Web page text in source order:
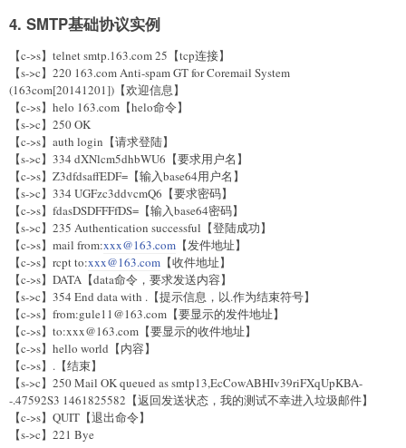
4. SMTP基础协议实例
【c->s】telnet smtp.163.com 25【tcp连接】
【s->c】220 163.com Anti-spam GT for Coremail System
(163com[20141201])【欢迎信息】
【c->s】helo 163.com【helo命令】
【s->c】250 OK
【c->s】auth login【请求登陆】
【s->c】334 dXNlcm5dhbWU6【要求用户名】
【c->s】Z3dfdsaffEDF=【输入base64用户名】
【s->c】334 UGFzc3ddvcmQ6【要求密码】
【c->s】fdasDSDFFFfDS=【输入base64密码】
【s->c】235 Authentication successful【登陆成功】
【c->s】mail from:xxx@163.com 【发件地址】
【c->s】rcpt to:xxx@163.com 【收件地址】
【c->s】DATA【data命令，要求发送内容】
【s->c】354 End data with . 【提示信息，以.作为结束符号】
【c->s】from:gule11@163.com【要显示的发件地址】
【c->s】to:xxx@163.com【要显示的收件地址】
【c->s】hello world【内容】
【c->s】.【结束】
【s->c】250 Mail OK queued as smtp13,EcCowABHIv39riFXqUpKBA-
-.47592S3 1461825582【返回发送状态，我的测试不幸进入垃圾邮件】
【c->s】QUIT【退出命令】
【s->c】221 Bye